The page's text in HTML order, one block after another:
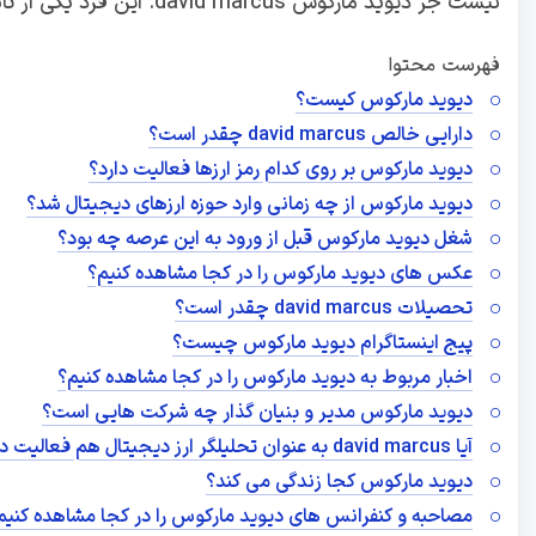
فهرست محتوا
دیوید مارکوس کیست؟
دارایی خالص david marcus چقدر است؟
دیوید مارکوس بر روی کدام رمز ارزها فعالیت دارد؟
دیوید مارکوس از چه زمانی وارد حوزه ارزهای دیجیتال شد؟
شغل دیوید مارکوس قبل از ورود به این عرصه چه بود؟
عکس های دیوید مارکوس را در کجا مشاهده کنیم؟
تحصیلات david marcus چقدر است؟
پیج اینستاگرام دیوید مارکوس چیست؟
اخبار مربوط به دیوید مارکوس را در کجا مشاهده کنیم؟
دیوید مارکوس مدیر و بنیان گذار چه شرکت هایی است؟
آیا david marcus به عنوان تحلیلگر ارز دیجیتال هم فعالیت دارد؟
دیوید مارکوس کجا زندگی می کند؟
مصاحبه و کنفرانس های دیوید مارکوس را در کجا مشاهده